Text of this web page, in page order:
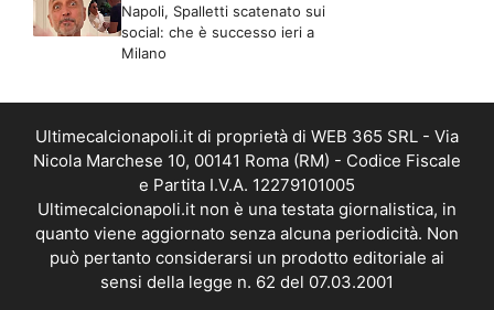
Napoli, Spalletti scatenato sui
social: che è successo ieri a
Milano
Ultimecalcionapoli.it di proprietà di WEB 365 SRL - Via
Nicola Marchese 10, 00141 Roma (RM) - Codice Fiscale
e Partita I.V.A. 12279101005
Ultimecalcionapoli.it non è una testata giornalistica, in
quanto viene aggiornato senza alcuna periodicità. Non
può pertanto considerarsi un prodotto editoriale ai
sensi della legge n. 62 del 07.03.2001